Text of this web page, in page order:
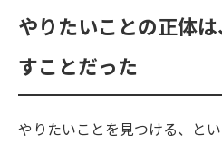
やりたいことの正体
すことだった
やりたいことを見つける、と